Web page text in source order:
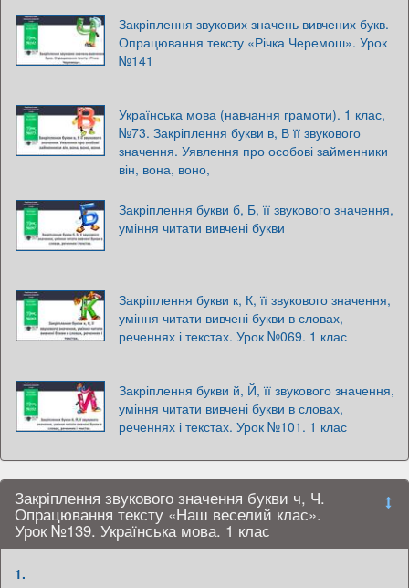
Закріплення звукових значень вивчених букв.
Опрацювання тексту «Річка Черемош». Урок
№141
Українська мова (навчання грамоти). 1 клас,
№73. Закріплення букви в, В її звукового
значення. Уявлення про особові займенники
він, вона, воно,
Закріплення букви б, Б, її звукового значення,
уміння читати вивчені букви
Закріплення букви к, К, її звукового значення,
уміння читати вивчені букви в словах,
реченнях і текстах. Урок №069. 1 клас
Закріплення букви й, Й, її звукового значення,
уміння читати вивчені букви в словах,
реченнях і текстах. Урок №101. 1 клас
Закріплення звукового значення букви ч, Ч.
Опрацювання тексту «Наш веселий клас».
Урок №139. Українська мова. 1 клас
1.